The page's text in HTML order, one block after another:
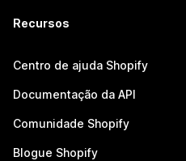
Recursos
Centro de ajuda Shopify
Documentação da API
Comunidade Shopify
Blogue Shopify